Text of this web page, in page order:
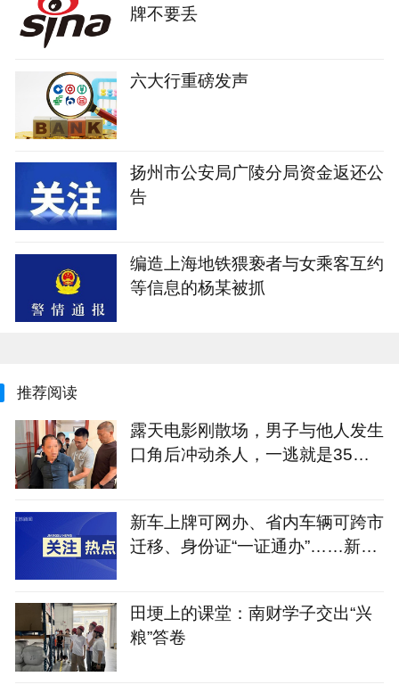
牌不要丢
六大行重磅发声
扬州市公安局广陵分局资金返还公
告
编造上海地铁猥亵者与女乘客互约
等信息的杨某被抓
推荐阅读
露天电影刚散场，男子与他人发生
口角后冲动杀人，一逃就是35
新车上牌可网办、省内车辆可跨市
迁移、身份证“一证通办”……新修
田埂上的课堂：南财学子交出“兴
粮”答卷